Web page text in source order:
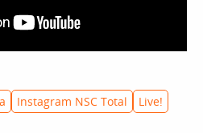
Instagram NSC Total
Live!